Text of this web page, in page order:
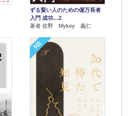
ずる賢い人のための億万長者
入門 成功…2
著者 佐野 Mykey 義仁
5位